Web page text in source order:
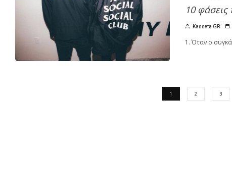
10 φάσεις
Kasseta GR
1. Όταν ο
1 2 3